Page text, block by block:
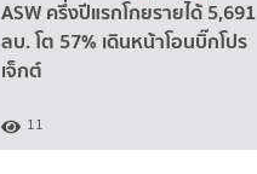
ASW ครึ่งปีแรกโกยรายได้ 5,691
ลบ. โต 57% เดินหน้าโอนบิ๊กโปร
เจ็กต์
11